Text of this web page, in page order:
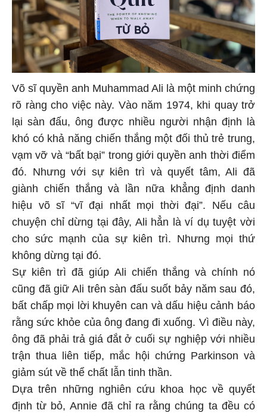
Võ sĩ quyền anh Muhammad Ali là một minh chứng
rõ ràng cho việc này. Vào năm 1974, khi quay trở
lại sàn đấu, ông được nhiều người nhận định là
khó có khả năng chiến thắng một đối thủ trẻ trung,
vạm vỡ và “bất bại” trong giới quyền anh thời điểm
đó. Nhưng với sự kiên trì và quyết tâm, Ali đã
giành chiến thắng và lần nữa khẳng định danh
hiệu võ sĩ “vĩ đại nhất mọi thời đại”. Nếu câu
chuyện chỉ dừng tại đây, Ali hẳn là ví dụ tuyệt vời
cho sức mạnh của sự kiên trì. Nhưng mọi thứ
không dừng tại đó.
Sự kiên trì đã giúp Ali chiến thắng và chính nó
cũng đã giữ Ali trên sàn đấu suốt bảy năm sau đó,
bất chấp mọi lời khuyên can và dấu hiệu cảnh báo
rằng sức khỏe của ông đang đi xuống. Vì điều này,
ông đã phải trả giá đắt ở cuối sự nghiệp với nhiều
trận thua liên tiếp, mắc hội chứng Parkinson và
giảm sút về thể chất lẫn tinh thần.
Dựa trên những nghiên cứu khoa học về quyết
định từ bỏ, Annie đã chỉ ra rằng chúng ta đều có